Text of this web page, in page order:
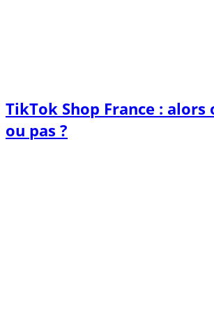
TikTok Shop France : alors
ou pas ?